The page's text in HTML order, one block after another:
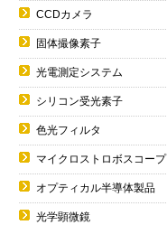
CCDカメラ
固体撮像素子
光電測定システム
シリコン受光素子
色光フィルタ
マイクロストロボスコープ
オプティカル半導体製品
光学顕微鏡